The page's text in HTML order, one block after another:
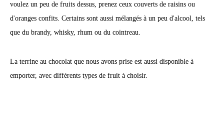
voulez un peu de fruits dessus, prenez ceux couverts de raisins ou
d'oranges confits. Certains sont aussi mélangés à un peu d'alcool, tels
que du brandy, whisky, rhum ou du cointreau.
La terrine au chocolat que nous avons prise est aussi disponible à
emporter, avec différents types de fruit à choisir.